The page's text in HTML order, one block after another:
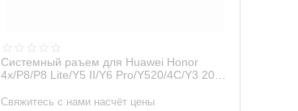
Системный раъем для Huawei Honor
4x/P8/P8 Lite/Y5 II/Y6 Pro/Y520/4C/Y3 2017
Свяжитесь с нами насчёт цены